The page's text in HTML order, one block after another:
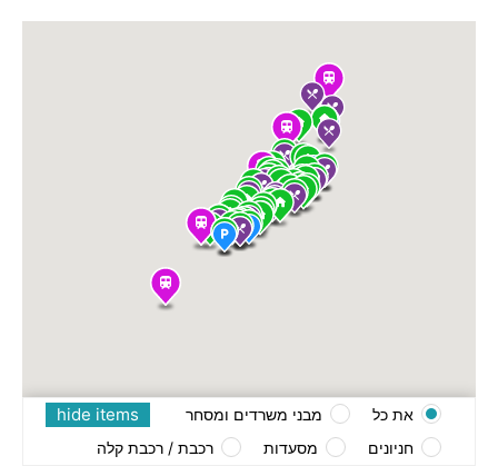
hide items את כל
מבני משרדים ומסחר
חניונים
מסעדות רכבת / רכבת קלה